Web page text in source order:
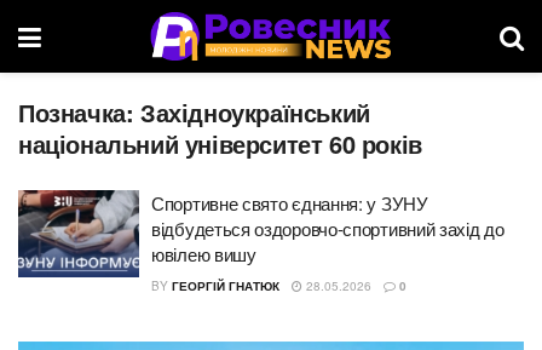
Позначка: Західноукраїнський
національний університет 60 років
Спортивне свято єднання: у ЗУНУ
відбудеться оздоровчо-спортивний захід до
ювілею вишу
BY ГЕОРГІЙ ГНАТЮК 28.05.2026 0